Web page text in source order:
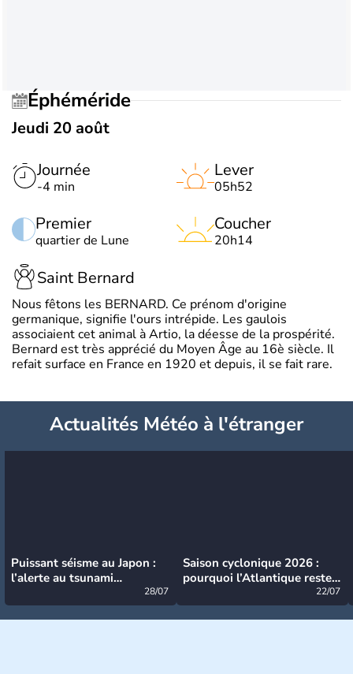
Éphéméride
Jeudi 20 août
Journée
-4 min
Premier
quartier de Lune
Lever
05h52
Coucher
20h14
Saint Bernard
Nous fêtons les BERNARD. Ce prénom d'origine
germanique, signifie l'ours intrépide. Les gaulois
associaient cet animal à Artio, la déesse de la prospérité.
Bernard est très apprécié du Moyen Âge au 16è siècle. Il
refait surface en France en 1920 et depuis, il se fait rare.
Actualités Météo à l'étranger
Puissant séisme au Japon :
l’alerte au tsunami
28/07
Saison cyclonique 2026 :
pourquoi l’Atlantique reste
22/07